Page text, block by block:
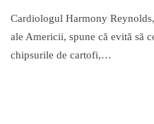
Cardiologul Harmony
ale Americii, spune că evită să
chipsurile de cartofi,…